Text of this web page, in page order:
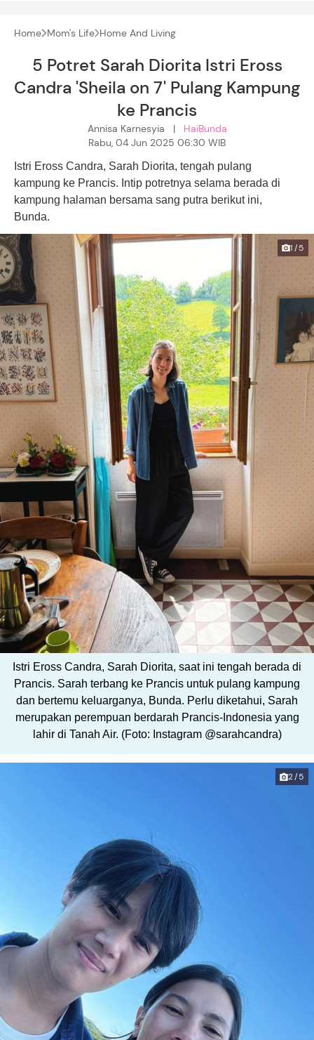
Home Mom's Life Home And Living
5 Potret Sarah Diorita Istri Eross
Candra 'Sheila on 7' Pulang Kampung
ke Prancis
Annisa Karnesyia | HaiBunda
Rabu, 04 Jun 2025 06:30 WIB
Istri Eross Candra, Sarah Diorita, tengah pulang
kampung ke Prancis. Intip potretnya selama berada di
kampung halaman bersama sang putra berikut ini,
Bunda.
1/5
Istri Eross Candra, Sarah Diorita, saat ini tengah berada di
Prancis. Sarah terbang ke Prancis untuk pulang kampung
dan bertemu keluarganya, Bunda. Perlu diketahui, Sarah
merupakan perempuan berdarah Prancis-Indonesia yang
lahir di Tanah Air. (Foto: Instagram @sarahcandra)
2/5